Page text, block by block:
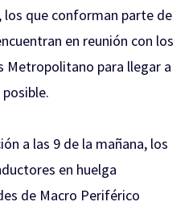
los que conforman parte de
en reunión con los
Metropolitano para llegar a
a las 9 de la mañana, los
en huelga
de Macro Periférico